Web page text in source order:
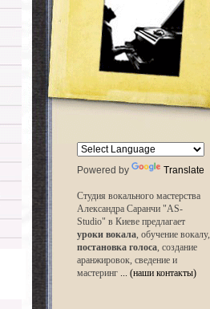
Powered by Translate
Студия вокального мастерства
Александра Саранчи "AS-
Studio" в Киеве предлагает
уроки вокала, обучение вокалу,
постановка голоса, создание
аранжировок, сведение и
мастеринг ... (наши контакты)